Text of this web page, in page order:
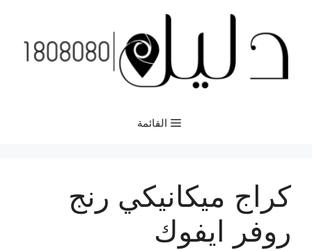
المحتوى
القائمة
كراج ميكانيكي رنج
روفر ايفوك